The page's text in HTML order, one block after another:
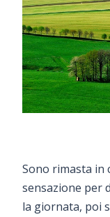
Sono rimasta in
sensazione per
la giornata, poi